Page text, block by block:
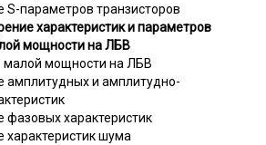
S-параметров транзисторов
характеристик и параметров
мощности на ЛБВ
малой мощности на ЛБВ
амплитудных и амплитудно-
фазовых характеристик
характеристик шума